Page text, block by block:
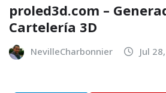
proled3d.com –
Cartelería 3D
NevilleCharbonnier Jul